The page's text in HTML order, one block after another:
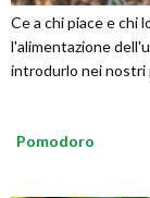
Ce a chi piace e chi
l'alimentazione
introdurlo nei nostri
Pomodoro